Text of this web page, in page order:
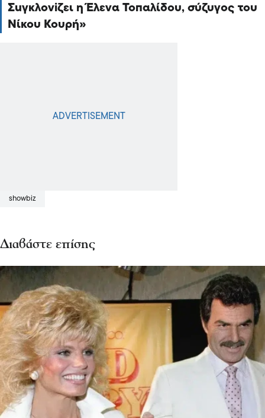
Σuγκλονiζει η Έλενα Τοπαλίδου, σύζυγος του
Νίκου Κουρή
showbiz
Διαβάστε επίσης